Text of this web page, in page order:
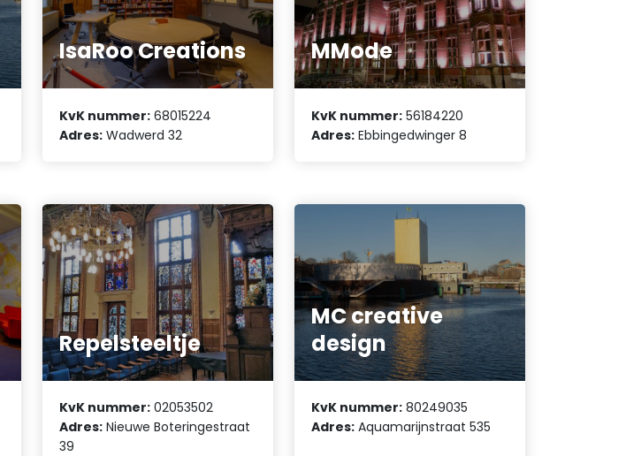
IsaRoo Creations
KvK nummer: 68015224
Adres: Wadwerd 32
MMode
KvK nummer: 56184220
Adres: Ebbingedwinger 8
Repelsteeltje
KvK nummer: 02053502
Adres: Nieuwe Boteringestraat
39
MC creative
design
KvK nummer: 80249035
Adres: Aquamarijnstraat 535